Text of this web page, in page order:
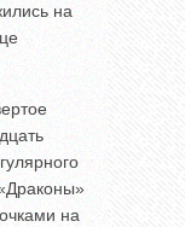
на
на